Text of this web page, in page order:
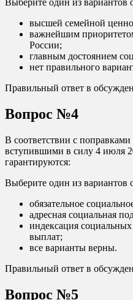
Выберите один из вариантов
высшей семейной
важнейшим
России;
главным достоянием
нет правильного
Правильный ответ в
Вопрос №4
В соответствии с
вступившими в силу 4 июля
гарантируются:
Выберите один из вариантов
обязательное
адресная социальная
индексация
выплат;
все варианты верны.
Правильный ответ в
Вопрос №5